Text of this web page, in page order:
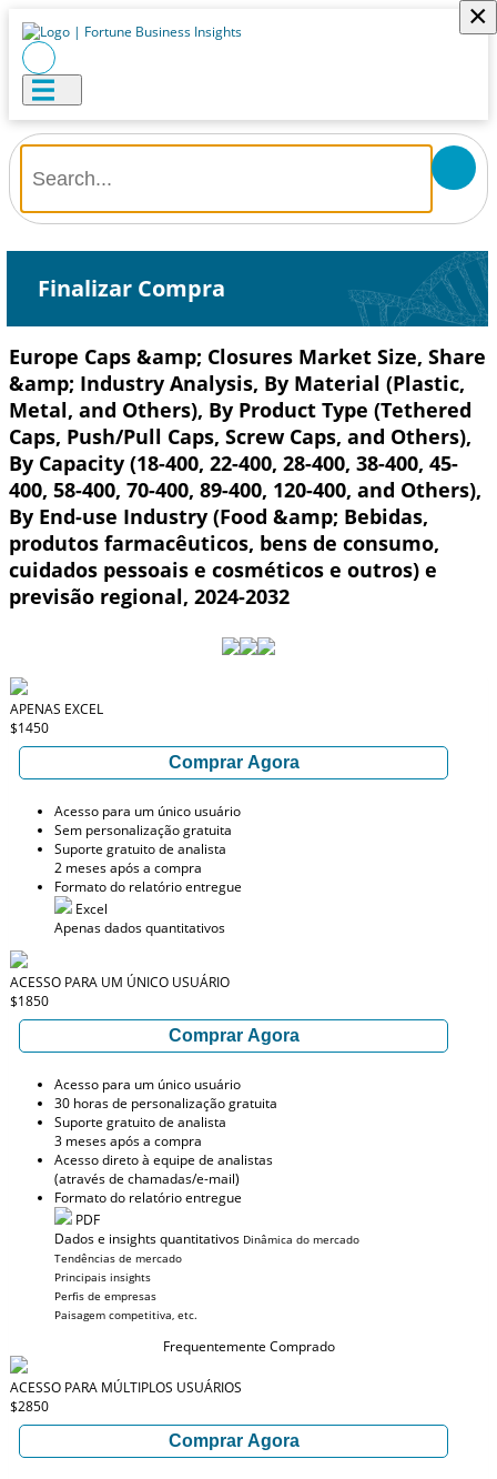
×
Finalizar Compra
Europe Caps &amp; Closures Market Size, Share
&amp; Industry Analysis, By Material (Plastic,
Metal, and Others), By Product Type (Tethered
Caps, Push/Pull Caps, Screw Caps, and Others),
By Capacity (18-400, 22-400, 28-400, 38-400, 45-
400, 58-400, 70-400, 89-400, 120-400, and Others),
By End-use Industry (Food &amp; Bebidas,
produtos farmacêuticos, bens de consumo,
cuidados pessoais e cosméticos e outros) e
previsão regional, 2024-2032
APENAS EXCEL
$1450
Comprar Agora
Acesso para um único usuário
Sem personalização gratuita
Suporte gratuito de analista
2 meses após a compra
Formato do relatório entregue
Excel
Apenas dados quantitativos
ACESSO PARA UM ÚNICO USUÁRIO
$1850
Comprar Agora
Acesso para um único usuário
30 horas de personalização gratuita
Suporte gratuito de analista
3 meses após a compra
Acesso direto à equipe de analistas
(através de chamadas/e-mail)
Formato do relatório entregue
PDF
Dados e insights quantitativos Dinâmica do mercado
Tendências de mercado
Principais insights
Perfis de empresas
Paisagem competitiva, etc.
Frequentemente Comprado
ACESSO PARA MÚLTIPLOS USUÁRIOS
$2850
Comprar Agora